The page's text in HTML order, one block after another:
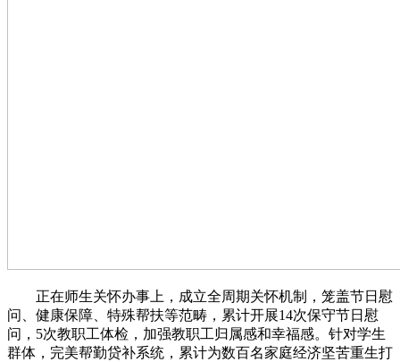
正在师生关怀办事上，成立全周期关怀机制，笼盖节日慰
问、健康保障、特殊帮扶等范畴，累计开展14次保守节日慰
问，5次教职工体检，加强教职工归属感和幸福感。针对学生
群体，完美帮勤贷补系统，累计为数百名家庭经济坚苦重生打